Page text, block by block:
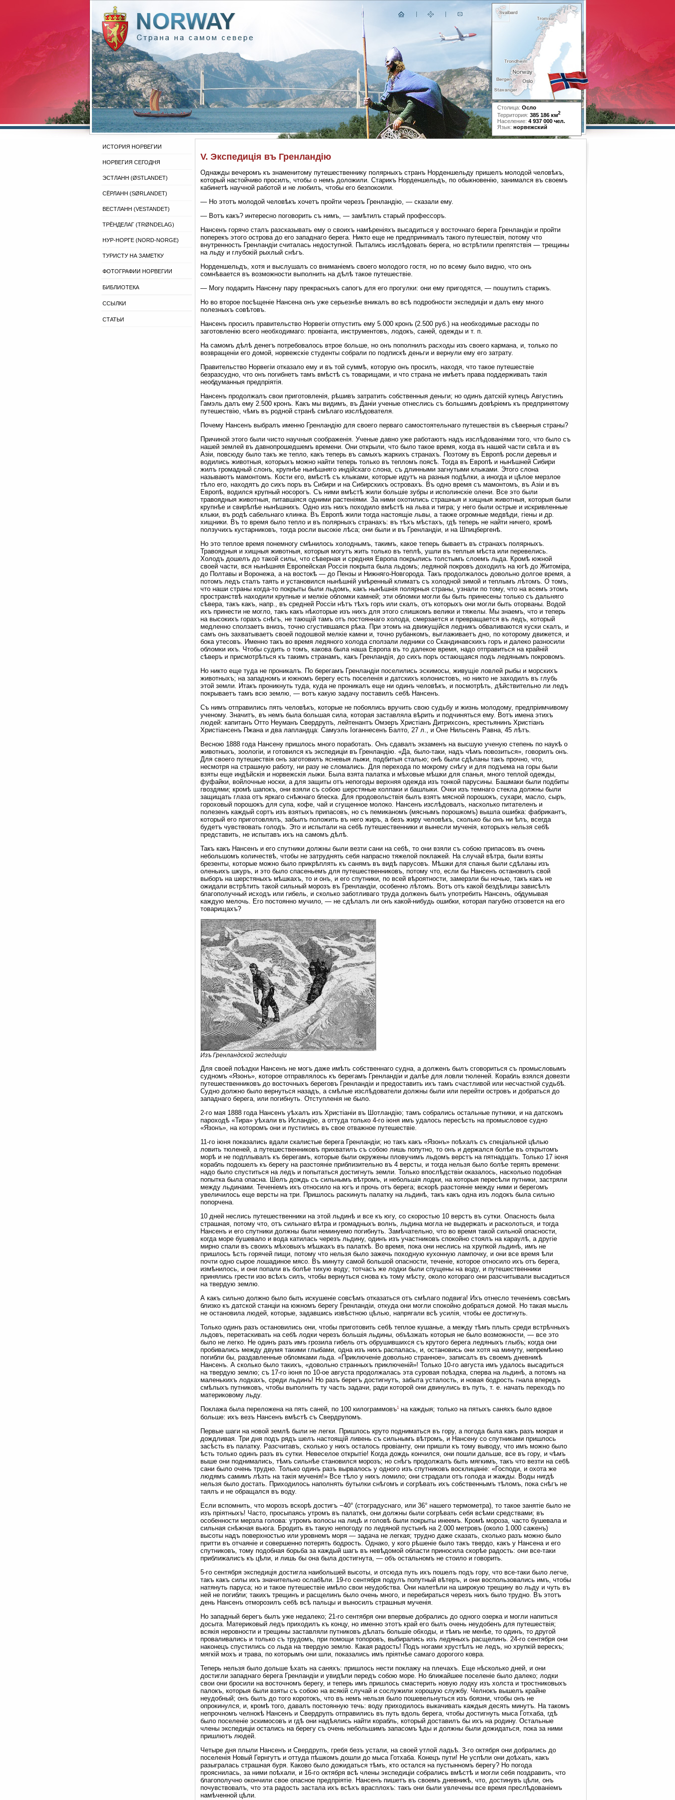
Столица: Осло
Территория: 385 186 км2
Население: 4 937 000 чел.
Язык: норвежский
ИСТОРИЯ НОРВЕГИИ
НОРВЕГИЯ СЕГОДНЯ
ЭСТЛАНН (ØSTLANDET)
СЁРЛАНН (SØRLANDET)
ВЕСТЛАНН (VESTANDET)
ТРЁНДЕЛАГ (TRØNDELAG)
НУР-НОРГЕ (NORD-NORGE)
ТУРИСТУ НА ЗАМЕТКУ
ФОТОГРАФИИ НОРВЕГИИ
БИБЛИОТЕКА
ССЫЛКИ
СТАТЬИ
V. Экспедиція въ Гренландію
Однажды вечеромъ къ знаменитому путешественнику полярныхъ странъ Норденшельду пришелъ молодой человѣкъ,
который настойчиво просилъ, чтобы о немъ доложили. Старикъ Норденшельдъ, по обыкновенію, занимался въ своемъ
кабинетѣ научной работой и не любилъ, чтобы его безпокоили.
— Но этотъ молодой человѣкъ хочетъ пройти черезъ Гренландію, — сказали ему.
— Вотъ какъ? интересно поговорить съ нимъ, — замѣтилъ старый профессоръ.
Нансенъ горячо сталъ разсказывать ему о своихъ намѣреніяхъ высадиться у восточнаго берега Гренландіи и пройти
поперекъ этого острова до его западнаго берега. Никто еще не предпринималъ такого путешествія, потому что
внутренность Гренландіи считалась недоступной. Пытались изслѣдовать берега, но встрѣтили препятствія — трещины
на льду и глубокій рыхлый снѣгъ.
Норденшельдъ, хотя и выслушалъ со вниманіемъ своего молодого гостя, но по всему было видно, что онъ
сомнѣвается въ возможности выполнить на дѣлѣ такое путешествіе.
— Могу подарить Нансену пару прекрасныхъ сапогъ для его прогулки: они ему пригодятся, — пошутилъ старикъ.
Но во второе посѣщеніе Нансена онъ уже серьезнѣе вникалъ во всѣ подробности экспедиціи и далъ ему много
полезныхъ совѣтовъ.
Нансенъ просилъ правительство Норвегіи отпустить ему 5.000 кронъ (2.500 руб.) на необходимые расходы по
заготовленію всего необходимаго: провіанта, инструментовъ, лодокъ, саней, одежды и т. п.
На самомъ дѣлѣ денегъ потребовалось втрое больше, но онъ пополнилъ расходы изъ своего кармана, и, только по
возвращеніи его домой, норвежскіе студенты собрали по подпискѣ деньги и вернули ему его затрату.
Правительство Норвегіи отказало ему и въ той суммѣ, которую онъ просилъ, находя, что такое путешествіе
безразсудно, что онъ погибнетъ тамъ вмѣстѣ съ товарищами, и что страна не имѣетъ права поддерживать такія
необдуманныя предпріятія.
Нансенъ продолжалъ свои приготовленія, рѣшивъ затратить собственныя деньги; но одинъ датскій купецъ Августинъ
Гамэль далъ ему 2.500 кронъ. Какъ мы видимъ, въ Даніи ученые отнеслись съ большимъ довѣріемъ къ предпринятому
путешествію, чѣмъ въ родной странѣ смѣлаго изслѣдователя.
Почему Нансенъ выбралъ именно Гренландію для своего перваго самостоятельнаго путешествія въ сѣверныя страны?
Причиной этого были чисто научныя соображенія. Ученые давно уже работаютъ надъ изслѣдованіями того, что было съ
нашей землей въ давнопрошедшемъ времени. Они открыли, что было такое время, когда въ нашей части свѣта и въ
Азіи, повсюду было такъ же тепло, какъ теперь въ самыхъ жаркихъ странахъ. Поэтому въ Европѣ росли деревья и
водились животныя, которыхъ можно найти теперь только въ тепломъ поясѣ. Тогда въ Европѣ и нынѣшней Сибири
жилъ громадный слонъ, крупнѣе нынѣшняго индійскаго слона, съ длинными загнутыми клыками. Этого слона
называютъ мамонтомъ. Кости его, вмѣстѣ съ клыками, которые идутъ на разныя подѣлки, а иногда и цѣлое мерзлое
тѣло его, находятъ до сихъ поръ въ Сибири и на Сибирскихъ островахъ. Въ одно время съ мамонтомъ, въ Азіи и въ
Европѣ, водился крупный носорогъ. Съ ними вмѣстѣ жили большіе зубры и исполинскіе олени. Все это были
травоядныя животныя, питавшіяся одними растеніями. За ними охотились страшныя и хищныя животныя, которыя были
крупнѣе и свирѣпѣе нынѣшнихъ. Одно изъ нихъ походило вмѣстѣ на льва и тигра; у него были острые и искривленные
клыки, въ родѣ сабельнаго клинка. Въ Европѣ жили тогда настоящіе львы, а также огромные медвѣди, гіены и др.
хищники. Въ то время было тепло и въ полярныхъ странахъ: въ тѣхъ мѣстахъ, гдѣ теперь не найти ничего, кромѣ
ползучихъ кустарниковъ, тогда росли высокіе лѣса; они были и въ Гренландіи, и на Шпицбергенѣ.
Но это теплое время понемногу смѣнилось холоднымъ, такимъ, какое теперь бываетъ въ странахъ полярныхъ.
Травоядныя и хищныя животныя, которыя могутъ жить только въ теплѣ, ушли въ теплыя мѣста или перевелись.
Холодъ дошелъ до такой силы, что сѣверная и средняя Европа покрылись толстымъ слоемъ льда. Кромѣ южной
своей части, вся нынѣшняя Европейская Россія покрыта была льдомъ; ледяной покровъ доходилъ на югѣ до Житоміра,
до Полтавы и Воронежа, а на востокѣ — до Пензы и Нижняго-Новгорода. Такъ продолжалось довольно долгое время, а
потомъ ледъ сталъ таять и установился нынѣшній умѣренный климатъ съ холодной зимой и теплымъ лѣтомъ. О томъ,
что наши страны когда-то покрыты были льдомъ, какъ нынѣшнія полярныя страны, узнали по тому, что на всемъ этомъ
пространствѣ находили крупные и мелкіе обломки камней; эти обломки могли бы быть принесены только съ дальняго
сѣвера, такъ какъ, напр., въ средней Россіи нѣтъ тѣхъ горъ или скалъ, отъ которыхъ они могли быть оторваны. Водой
ихъ принести не могло, такъ какъ нѣкоторые изъ нихъ для этого слишкомъ велики и тяжелы. Мы знаемъ, что и теперь
на высокихъ горахъ снѣгъ, не тающій тамъ отъ постояннаго холода, смерзается и превращается въ ледъ, который
медленно сползаетъ внизъ, точно сгустившаяся рѣка. При этомъ на движущійся ледникъ обваливаются куски скалъ, и
самъ онъ захватываетъ своей подошвой мелкіе камни и, точно рубанкомъ, выглаживаетъ дно, по которому движется, и
бока утесовъ. Именно такъ во время ледяного холода сползали ледники со Скандинавскихъ горъ и далеко разносили
обломки ихъ. Чтобы судить о томъ, какова была наша Европа въ то далекое время, надо отправиться на крайній
сѣверъ и присмотрѣться къ такимъ странамъ, какъ Гренландія, до сихъ поръ остающаяся подъ ледянымъ покровомъ.
Но никто еще туда не проникалъ. По берегамъ Гренландіи поселились эскимосы, живущіе ловлей рыбы и морскихъ
животныхъ; на западномъ и южномъ берегу есть поселенія и датскихъ колонистовъ, но никто не заходилъ въ глубь
этой земли. Итакъ проникнуть туда, куда не проникалъ еще ни одинъ человѣкъ, и посмотрѣть, дѣйствительно ли ледъ
покрываетъ тамъ всю землю, — вотъ какую задачу поставилъ себѣ Нансенъ.
Съ нимъ отправились пять человѣкъ, которые не побоялись вручить свою судьбу и жизнь молодому, предпріимчивому
ученому. Значитъ, въ немъ была большая сила, которая заставляла вѣрить и подчиняться ему. Вотъ имена этихъ
людей: капитанъ Отто Неуманъ Свердрупъ, лейтенантъ Омзеръ Христіанъ Дитрихсонъ, крестьянинъ Христіанъ
Христіансенъ Пжана и два лапландца: Самуэль Іоганнесенъ Балто, 27 л., и Оне Нильсенъ Равна, 45 лѣтъ.
Весною 1888 года Нансену пришлось много поработать. Онъ сдавалъ экзаменъ на высшую ученую степень по наукѣ о
животныхъ, зоологіи, и готовился къ экспедиціи въ Гренландію. «Да, было-таки, надъ чѣмъ повозиться», говорилъ онъ.
Для своего путешествія онъ заготовилъ ясневыя лыжи, подбитыя сталью; онѣ были сдѣланы такъ прочно, что,
несмотря на страшную работу, ни разу не сломались. Для перехода по мокрому снѣгу и для подъема на горы были
взяты еще индѣйскія и норвежскія лыжи. Была взята палатка и мѣховые мѣшки для спанья, много теплой одежды,
фуфайки, войлочные носки, а для защиты отъ непогоды верхняя одежда изъ тонкой парусины. Башмаки были подбиты
гвоздями; кромѣ шапокъ, они взяли съ собою шерстяные колпаки и башлыки. Очки изъ темнаго стекла должны были
защищать глаза отъ яркаго снѣжнаго блеска. Для продовольствія былъ взятъ мясной порошокъ, сухари, масло, сыръ,
гороховый порошокъ для супа, кофе, чай и сгущенное молоко. Нансенъ изслѣдовалъ, насколько питателенъ и
полезенъ каждый сортъ изъ взятыхъ припасовъ, но съ пемиканомъ (мяснымъ порошкомъ) вышла ошибка: фабрикантъ,
который его приготовлялъ, забылъ положить въ него жиръ, а безъ жиру человѣкъ, сколько бы онъ ни ѣлъ, всегда
будетъ чувствовать голодъ. Это и испытали на себѣ путешественники и вынесли мученія, которыхъ нельзя себѣ
представить, не испытавъ ихъ на самомъ дѣлѣ.
Такъ какъ Нансенъ и его спутники должны были везти сани на себѣ, то они взяли съ собою припасовъ въ очень
небольшомъ количествѣ, чтобы не затруднять себя напрасно тяжелой поклажей. На случай вѣтра, были взяты
брезенты, которые можно было прикрѣплять къ санямъ въ видѣ парусовъ. Мѣшки для спанья были сдѣланы изъ
оленьихъ шкуръ, и это было спасеньемъ для путешественниковъ, потому что, если бы Нансенъ остановилъ свой
выборъ на шерстяныхъ мѣшкахъ, то и онъ, и его спутники, по всей вѣроятности, замерзли бы ночью, такъ какъ не
ожидали встрѣтить такой сильный морозъ въ Гренландіи, особенно лѣтомъ. Вотъ отъ какой бездѣлицы зависѣлъ
благополучный исходъ или гибель, и сколько заботливаго труда долженъ былъ употребить Нансенъ, обдумывая
каждую мелочь. Его постоянно мучило, — не сдѣлалъ ли онъ какой-нибудь ошибки, которая пагубно отзовется на его
товарищахъ?
Изъ Гренландской экспедиціи
Для своей поѣздки Нансенъ не могъ даже имѣть собственнаго судна, а долженъ былъ сговориться съ промысловымъ
судномъ «Язонъ», которое отправлялось къ берегамъ Гренландіи и далѣе для ловли тюленей. Корабль взялся довезти
путешественниковъ до восточныхъ береговъ Гренландіи и предоставить ихъ тамъ счастливой или несчастной судьбѣ.
Судно должно было вернуться назадъ, а смѣлые изслѣдователи должны были или перейти островъ и добраться до
западнаго берега, или погибнуть. Отступленія не было.
2-го мая 1888 года Нансенъ уѣхалъ изъ Христіаніи въ Шотландію; тамъ собрались остальные путники, и на датскомъ
пароходѣ «Тира» уѣхали въ Исландію, а оттуда только 4-го іюня имъ удалось пересѣсть на промысловое судно
«Язонъ», на которомъ они и пустились въ свое отважное путешествіе.
11-го іюня показались вдали скалистые берега Гренландіи; но такъ какъ «Язонъ» поѣхалъ съ спеціальной цѣлью
ловить тюленей, а путешественниковъ прихватилъ съ собою лишь попутно, то онъ и держался болѣе въ открытомъ
морѣ и не подплывалъ къ берегамъ, которые были окружены пловучимъ льдомъ верстъ на пятнадцать. Только 17 іюня
корабль подошелъ къ берегу на разстояніе приблизительно въ 4 версты, и тогда нельзя было болѣе терять времени:
надо было спуститься на ледъ и попытаться достигнуть земли. Только впослѣдствіи оказалось, насколько подобная
попытка была опасна. Шелъ дождь съ сильнымъ вѣтромъ, и небольшія лодки, на которыя пересѣли путники, застряли
между льдинами. Теченіемъ ихъ относило на югъ и прочь отъ берега; вскорѣ разстояніе между ними и берегомъ
увеличилось еще версты на три. Пришлось раскинуть палатку на льдинѣ, такъ какъ одна изъ лодокъ была сильно
попорчена.
10 дней неслись путешественники на этой льдинѣ и все къ югу, со скоростью 10 верстъ въ сутки. Опасность была
страшная, потому что, отъ сильнаго вѣтра и громадныхъ волнъ, льдина могла не выдержать и расколоться, и тогда
Нансенъ и его спутники должны были неминуемо погибнуть. Замѣчательно, что во время такой сильной опасности,
когда море бушевало и вода катилась черезъ льдину, одинъ изъ участниковъ спокойно стоялъ на караулѣ, а другіе
мирно спали въ своихъ мѣховыхъ мѣшкахъ въ палаткѣ. Во время, пока они неслись на хрупкой льдинѣ, имъ не
пришлось ѣсть горячей пищи, потому что нельзя было зажечь походную кухонную лампочку, и они все время ѣли
почти одно сырое лошадиное мясо. Въ минуту самой большой опасности, теченіе, которое относило ихъ отъ берега,
измѣнилось, и они попали въ болѣе тихую воду; тотчасъ же лодки были спущены на воду, и путешественники
принялись грести изо всѣхъ силъ, чтобы вернуться снова къ тому мѣсту, около котораго они разсчитывали высадиться
на твердую землю.
А какъ сильно должно было быть искушеніе совсѣмъ отказаться отъ смѣлаго подвига! Ихъ отнесло теченіемъ совсѣмъ
близко къ датской станціи на южномъ берегу Гренландіи, откуда они могли спокойно добраться домой. Но такая мысль
не остановила людей, которые, задавшись извѣстною цѣлью, напрягали всѣ усилія, чтобы ее достигнуть.
Только одинъ разъ остановились они, чтобы приготовить себѣ теплое кушанье, а между тѣмъ плыть среди встрѣчныхъ
льдовъ, перетаскивать на себѣ лодки черезъ большія льдины, объѣзжать которыя не было возможности, — все это
было не легко. Не одинъ разъ имъ грозила гибель отъ обрушившихся съ крутого берега ледяныхъ глыбъ; когда они
пробивались между двумя такими глыбами, одна изъ нихъ распалась, и, остановись они хотя на минуту, непремѣнно
погибли бы, раздавленные обломками льда. «Приключеніе довольно странное», записалъ въ своемъ дневникѣ
Нансенъ. А сколько было такихъ, «довольно странныхъ приключеній»! Только 10-го августа имъ удалось высадиться
на твердую землю; съ 17-го іюня по 10-ое августа продолжалась эта суровая поѣздка, сперва на льдинѣ, а потомъ на
маленькихъ лодкахъ, среди льдинъ! Но разъ берегъ достигнутъ, забыта усталость, и новая бодрость гнала впередъ
смѣлыхъ путниковъ, чтобы выполнить ту часть задачи, ради которой они двинулись въ путь, т. е. начать переходъ по
материковому льду.
Поклажа была переложена на пять саней, по 100 килограммовъ1 на каждыя; только на пятыхъ саняхъ было вдвое
больше: ихъ везъ Нансенъ вмѣстѣ съ Свердрупомъ.
Первые шаги на новой землѣ были не легки. Пришлось круто подниматься въ гору, а погода была какъ разъ мокрая и
дождливая. Три дня подъ рядъ шелъ настоящій ливень съ сильнымъ вѣтромъ, и Нансену со спутниками пришлось
засѣсть въ палатку. Разсчитавъ, сколько у нихъ осталось провіанту, они пришли къ тому выводу, что имъ можно было
ѣсть только одинъ разъ въ сутки. Невеселое открытіе! Когда дождь кончился, они пошли дальше, все въ гору, и чѣмъ
выше они поднимались, тѣмъ сильнѣе становился морозъ; но снѣгъ продолжалъ быть мягкимъ, такъ что везти на себѣ
сани было очень трудно. Только одинъ разъ вырвалось у одного изъ спутниковъ восклицаніе: «Господи, и охота же
людямъ самимъ лѣзть на такія мученія!» Все тѣло у нихъ ломило; они страдали отъ голода и жажды. Воды нигдѣ
нельзя было достать. Приходилось наполнять бутылки снѣгомъ и согрѣвать ихъ собственнымъ тѣломъ, пока снѣгъ не
таялъ и не обращался въ воду.
Если вспомнить, что морозъ вскорѣ достигъ −40° (стоградуснаго, или 36° нашего термометра), то такое занятіе было не
изъ пріятныхъ! Часто, просыпаясь утромъ въ палаткѣ, они должны были согрѣвать себя всѣми средствами; въ
особенности мерзла голова: утромъ волосы на лицѣ и головѣ были покрыты инеемъ. Кромѣ мороза, часто бушевала и
сильная снѣжная вьюга. Бродить въ такую непогоду по ледяной пустынѣ на 2.000 метровъ (около 1.000 саженъ)
высоты надъ поверхностью или уровнемъ моря — задача не легкая; трудно даже сказать, сколько разъ можно было
притти въ отчаяніе и совершенно потерять бодрость. Однако, у кого рѣшеніе было такъ твердо, какъ у Нансена и его
спутниковъ, тому подобная борьба за каждый шагъ въ невѣдомой области приносила скорѣе радость: они все-таки
приближалисъ къ цѣли, и лишь бы она была достигнута, — объ остальномъ не стоило и говорить.
5-го сентября экспедиція достигла наибольшей высоты, и отсюда путь ихъ пошелъ подъ гору, что все-таки было легче,
такъ какъ силы ихъ значительно ослабѣли. 19-го сентября подулъ попутный вѣтеръ, и они воспользовались имъ, чтобы
натянуть паруса; но и такое путешествіе имѣло свои неудобства. Они налетѣли на широкую трещину во льду и чуть въ
ней не погибли; такихъ трещинъ и расщелинъ было очень много, и перебираться черезъ нихъ было трудно. Въ этотъ
день Нансенъ отморозилъ себѣ всѣ пальцы и выносилъ страшныя мученія.
Но западный берегъ былъ уже недалеко; 21-го сентября они впервые добрались до одного озерка и могли напиться
досыта. Материковый ледъ приходилъ къ концу, но именно этотъ край его былъ очень неудобенъ для путешествія;
всякія неровности и трещины заставляли путниковъ дѣлать большіе обходы, и тѣмъ не менѣе, то одинъ, то другой
проваливались и только съ трудомъ, при помощи топоровъ, выбирались изъ ледяныхъ расщелинъ. 24-го сентября они
наконецъ спустились со льда на твердую землю. Какая радость! Подъ ногами хрустѣлъ не ледъ, но хрупкій верескъ;
мягкій мохъ и трава, по которымъ они шли, показались имъ пріятнѣе самаго дорогого ковра.
Теперь нельзя было дольше ѣхать на саняхъ: пришлось нести поклажу на плечахъ. Еще нѣсколько дней, и они
достигли западнаго берега Гренландіи и увидѣли передъ собою море. Но ближайшее поселеніе было далеко; лодки
свои они бросили на восточномъ берегу, и теперь имъ пришлось смастерить новую лодку изъ холста и тростниковыхъ
палокъ, которыя были взяты съ собою на всякій случай и сослужили хорошую службу. Челнокъ вышелъ крайне
неудобный; онъ былъ до того коротокъ, что въ немъ нельзя было пошевельнуться изъ боязни, чтобы онъ не
опрокинулся, и, кромѣ того, давалъ постоянную течь: воду приходилось выкачивать каждыя десять минутъ. На такомъ
непрочномъ челнокѣ Нансенъ и Свердрупъ отправились въ путь вдоль берега, чтобы достигнуть мыса Готхаба, гдѣ
было поселеніе эскимосовъ и гдѣ они надѣялись найти корабль, который доставилъ бы ихъ на родину. Остальные
члены экспедиціи остались на берегу съ очень небольшимъ запасомъ ѣды и должны были дожидаться, пока за ними
пришлютъ людей.
Четыре дня плыли Нансенъ и Свердрупъ, гребя безъ устали, на своей утлой ладьѣ. 3-го октября они добрались до
поселенія Новый Гернгутъ и оттуда пѣшкомъ дошли до мыса Готхаба. Конецъ пути! Не успѣли они доѣхать, какъ
разыгралась страшная буря. Каково было дожидаться тѣмъ, кто остался на пустынномъ берегу? Но погода
прояснилась, за ними поѣхали, и 16-го октября всѣ члены экспедиціи собрались вмѣстѣ и могли себя поздравить, что
благополучно окончили свое опасное предпріятіе. Нансенъ пишетъ въ своемъ дневникѣ, что, достинувъ цѣли, онъ
почувствовалъ, что эта радость застала ихъ всѣхъ врасплохъ: такъ они были увлечены все время преслѣдованіемъ
намѣченной цѣли.